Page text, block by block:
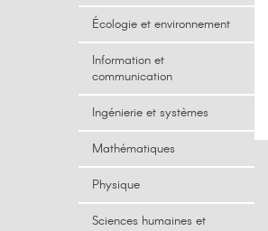
Écologie et environnement
Information et
communication
Ingénierie et systèmes
Mathématiques
Physique
Sciences humaines et